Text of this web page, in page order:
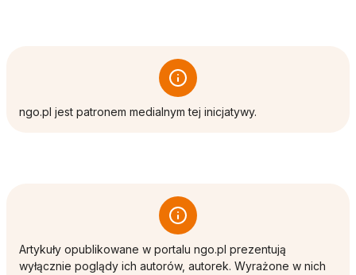
ngo.pl jest patronem medialnym tej inicjatywy.
Artykuły opublikowane w portalu ngo.pl prezentują
wyłącznie poglądy ich autorów, autorek. Wyrażone w nich